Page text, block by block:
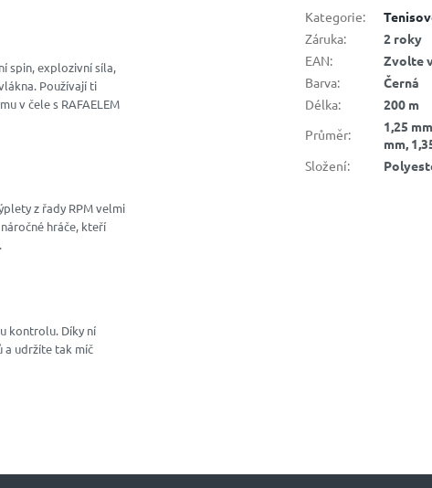
spin, explozivní síla,
Používají ti
v čele s RAFAELEM
z řady RPM velmi
hráče, kteří
kontrolu. Díky ní
a udržíte tak míč
Kategorie:
Záruka:
2 roky
EAN:
Zvolte
Barva:
Černá
Délka:
200 m
Průměr:
1,25
mm,
Složení: